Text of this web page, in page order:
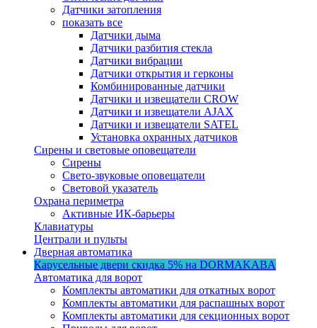
Датчики затопления
показать все
Датчики дыма
Датчики разбития стекла
Датчики вибрации
Датчики открытия и герконы
Комбинированные датчики
Датчики и извещатели CROW
Датчики и извещатели AJAX
Датчики и извещатели SATEL
Установка охранных датчиков
Сирены и световые оповещатели
Сирены
Свето-звуковые оповещатели
Световой указатель
Охрана периметра
Активные ИК-барьеры
Клавиатуры
Централи и пульты
Дверная автоматика
Карусельные двери скидка 5% на DORMAKABA
Автоматика для ворот
Комплекты автоматики для откатных ворот
Комплекты автоматики для распашных ворот
Комплекты автоматики для секционных ворот